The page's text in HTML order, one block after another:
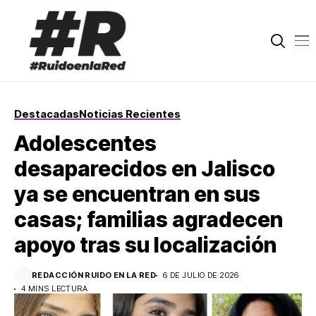
DestacadasNoticias Recientes
Adolescentes
desaparecidos en Jalisco
ya se encuentran en sus
casas; familias agradecen
apoyo tras su localización
REDACCIÓN RUIDO EN LA RED
6 DE JULIO DE 2026
4 MINS LECTURA